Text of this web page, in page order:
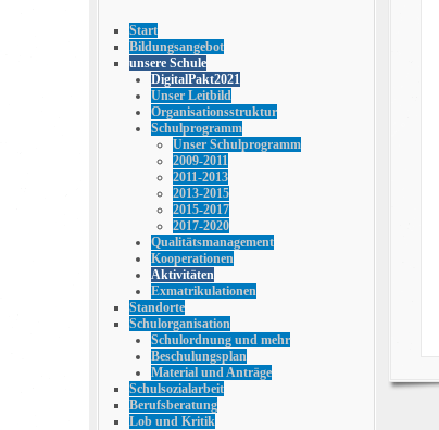
Start
Bildungsangebot
unsere Schule
DigitalPakt2021
Unser Leitbild
Organisationsstruktur
Schulprogramm
Unser Schulprogramm
2009-2011
2011-2013
2013-2015
2015-2017
2017-2020
Qualitätsmanagement
Kooperationen
Aktivitäten
Exmatrikulationen
Standorte
Schulorganisation
Schulordnung und mehr
Beschulungsplan
Material und Anträge
Schulsozialarbeit
Berufsberatung
Lob und Kritik